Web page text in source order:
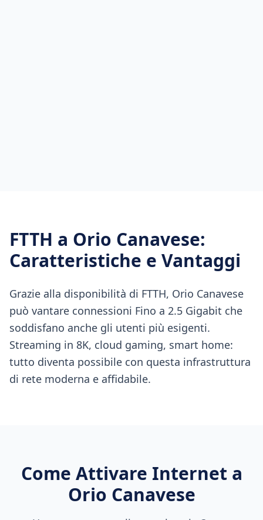
FTTH a Orio Canavese:
Caratteristiche e Vantaggi
Grazie alla disponibilità di FTTH, Orio Canavese
può vantare connessioni Fino a 2.5 Gigabit che
soddisfano anche gli utenti più esigenti.
Streaming in 8K, cloud gaming, smart home:
tutto diventa possibile con questa infrastruttura
di rete moderna e affidabile.
Come Attivare Internet a
Orio Canavese